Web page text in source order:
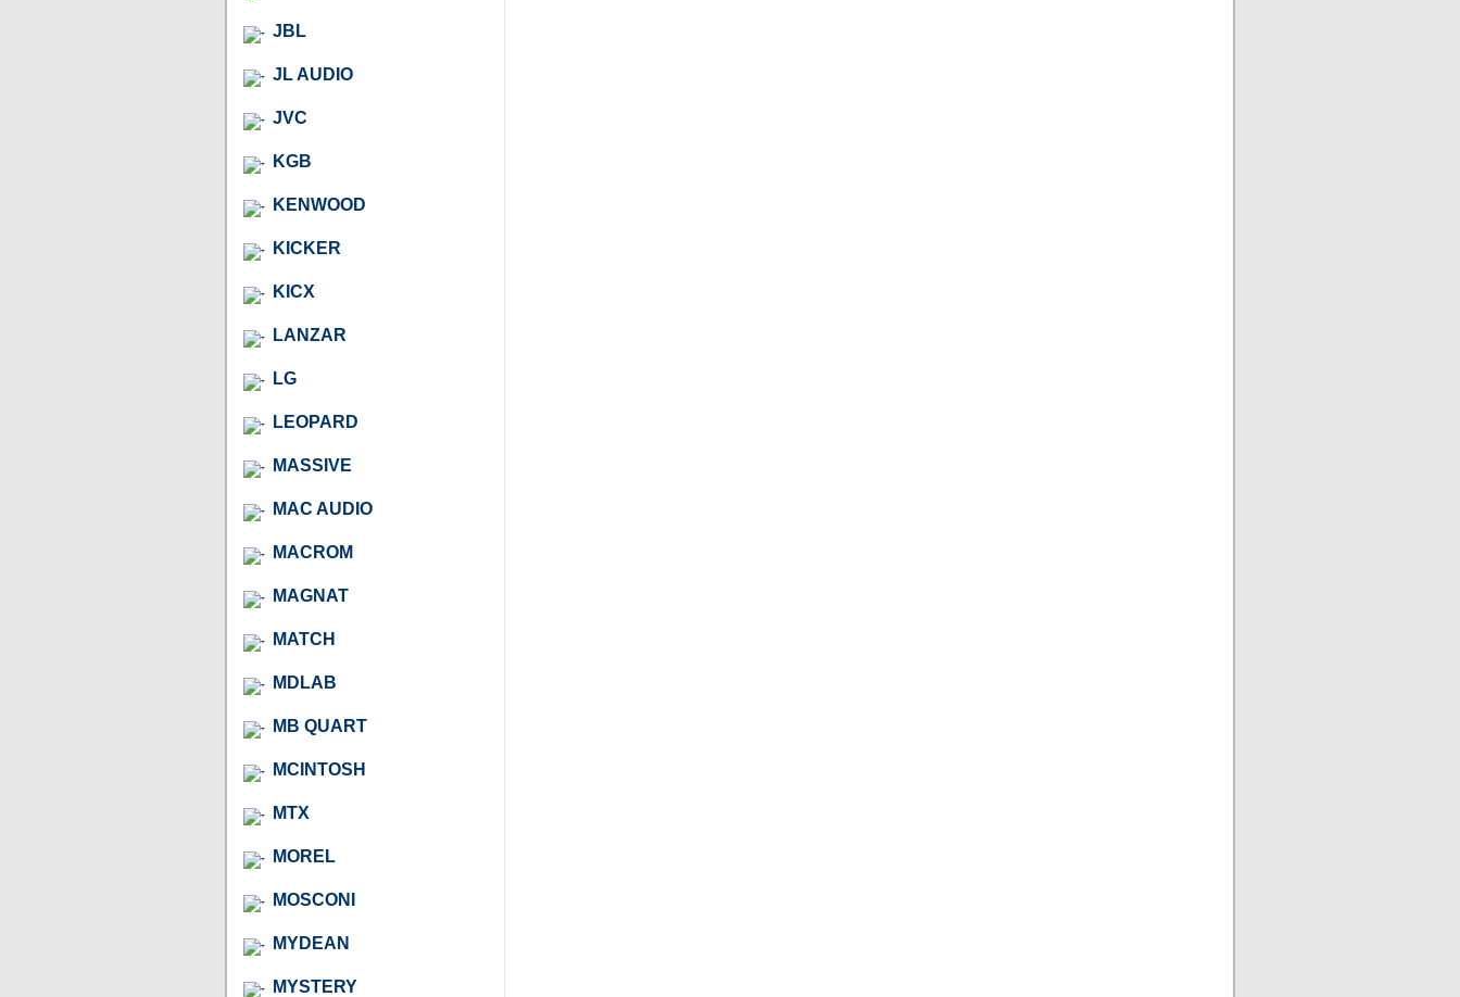
JBL
JL AUDIO
JVC
KGB
KENWOOD
KICKER
KICX
LANZAR
LG
LEOPARD
MASSIVE
MAC AUDIO
MACROM
MAGNAT
MATCH
MDLAB
MB QUART
MCINTOSH
MTX
MOREL
MOSCONI
MYDEAN
MYSTERY